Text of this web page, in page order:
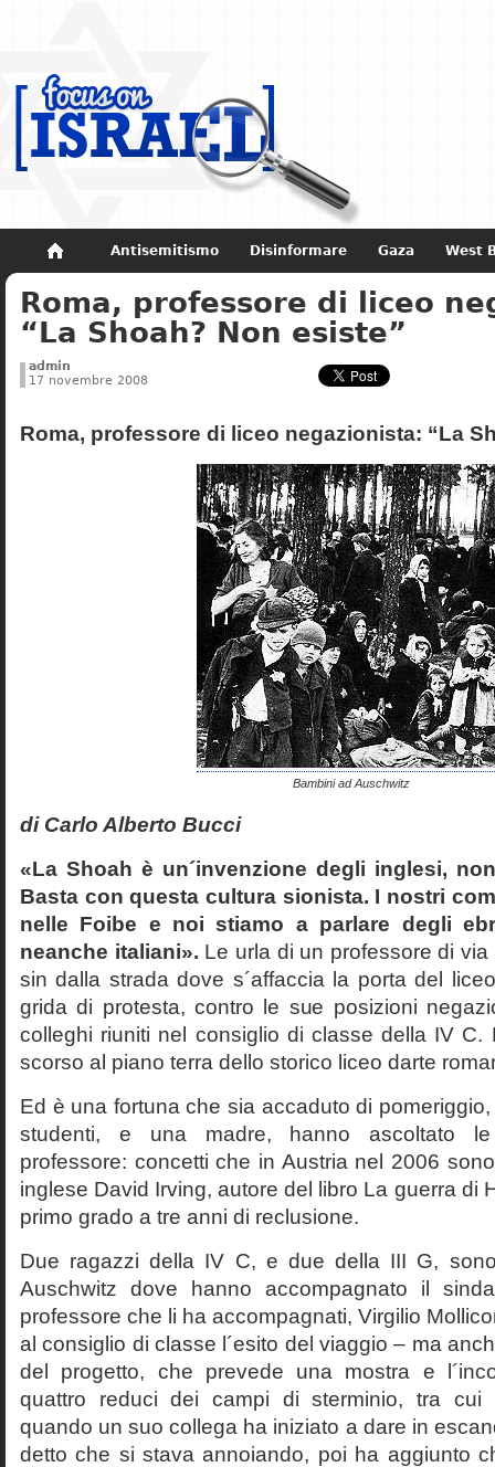
Antisemitismo Disinformare Gaza West
Non dimenticare Storia di Israele
Roma, professore di liceo
“La Shoah? Non esiste”
admin
17 novembre 2008
Roma, professore di liceo negazionista: “La
Bambini ad Auschwitz
di Carlo Alberto Bucci
«La Shoah è un´invenzione degli inglesi,
Basta con questa cultura sionista. I nostri
nelle Foibe e noi stiamo a parlare degli
neanche italiani». Le urla di un professore di
sin dalla strada dove s´affaccia la porta del
grida di protesta, contro le sue posizioni
colleghi riuniti nel consiglio di classe della IV C.
scorso al piano terra dello storico liceo darte
Ed è una fortuna che sia accaduto di
studenti, e una madre, hanno ascoltato le
professore: concetti che in Austria nel 2006
inglese David Irving, autore del libro La guerra di
primo grado a tre anni di reclusione.
Due ragazzi della IV C, e due della III G,
Auschwitz dove hanno accompagnato il
professore che li ha accompagnati, Virgilio
al consiglio di classe l´esito del viaggio – ma
del progetto, che prevede una mostra e
quattro reduci dei campi di sterminio, tra cui
quando un suo collega ha iniziato a dare in
detto che si stava annoiando, poi ha aggiunto